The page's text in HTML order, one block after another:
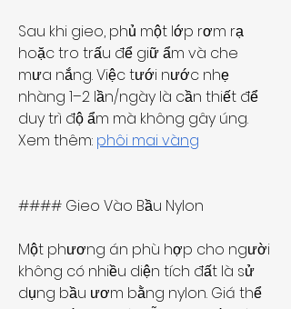
Sau khi gieo, phủ một lớp rơm rạ
hoặc tro trấu để giữ ẩm và che
mưa nắng. Việc tưới nước nhẹ
nhàng 1–2 lần/ngày là cần thiết để
duy trì độ ẩm mà không gây úng.
Xem thêm: phôi mai vàng
#### Gieo Vào Bầu Nylon
Một phương án phù hợp cho người
không có nhiều diện tích đất là sử
dụng bầu ươm bằng nylon. Giá thể